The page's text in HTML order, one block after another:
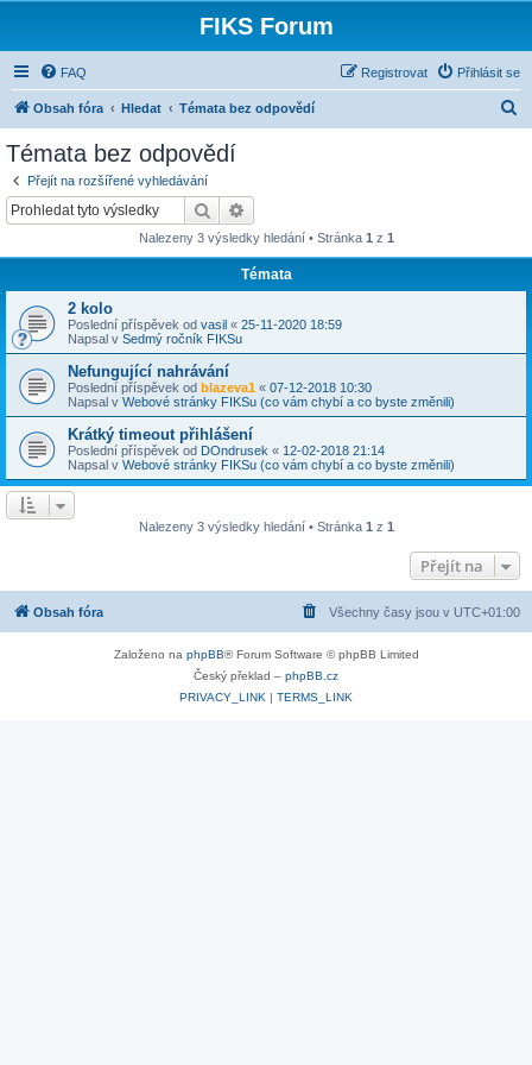
FIKS Forum
FAQ Přihlásit se
Registrovat
Obsah fóra Hledat Témata bez odpovědí
Témata bez odpovědí
Přejít na rozšířené vyhledávání
Hledat
Nalezeny 3 výsledky hledání • Stránka 1 z 1
Témata
2 kolo
Poslední příspěvek od vasil « 25-11-2020 18:59
Napsal v Sedmý ročník FIKSu
Nefungující nahrávání
Poslední příspěvek od blazeva1 « 07-12-2018 10:30
Napsal v Webové stránky FIKSu (co vám chybí a co byste změnili)
Krátký timeout přihlášení
Poslední příspěvek od DOndrusek « 12-02-2018 21:14
Napsal v Webové stránky FIKSu (co vám chybí a co byste změnili)
Nalezeny 3 výsledky hledání • Stránka 1 z 1
Přejít na
Obsah fóra Všechny časy jsou v UTC+01:00
Založeno na phpBB® Forum Software © phpBB Limited
Český překlad – phpBB.cz
PRIVACY_LINK | TERMS_LINK